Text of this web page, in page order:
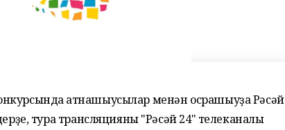
ҡатнашыусылар менән осрашыуҙа Рәсәй
тура трансляцияны "Рәсәй 24" телеканалы